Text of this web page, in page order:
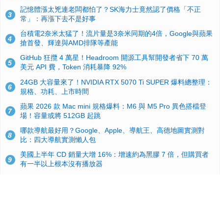
3
記憶體漲太兇連老闆都怕了？SK海力士竟然認了價格「不正
常」：再漲下去不是好事
4
台積電2奈米太猛了！流片量是3奈米同期的4倍，Google與蘋果
搶首發、輝達與AMD排隊等產能
5
GitHub 狂攬 4 萬星！Headroom 開源工具幫開發者省下 70 萬
美元 API 費，Token 消耗暴降 92%
6
24GB 大容量來了！NVIDIA RTX 5070 Ti SUPER 爆料總整理：
規格、功耗、上市時間
7
蘋果 2026 款 Mac mini 規格爆料：M6 與 M5 Pro 異色搭檔登
場！容量或將 512GB 起跳
8
哪款導航最好用？Google、Apple、導航王、高德地圖實測對
比：四大導航實測懶人包
9
美國上半年 CD 銷量大增 16%：增速約為黑膠 7 倍，但購買者
有一半以上根本沒有播放器